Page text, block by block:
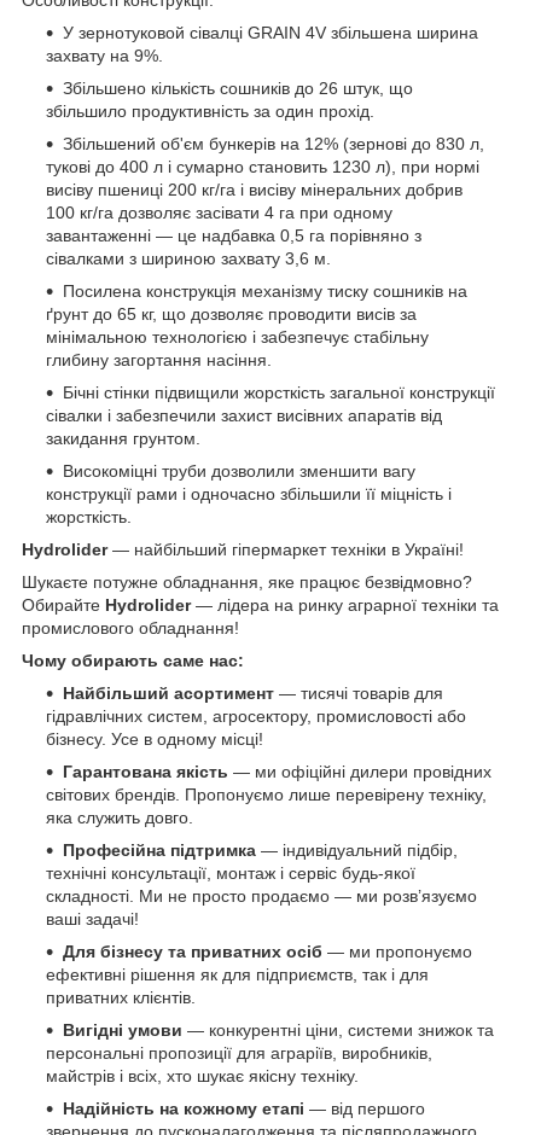
У зернотуковой сівалці GRAIN 4V збільшена ширина
захвату на 9%.
Збільшено кількість сошників до 26 штук, що
збільшило продуктивність за один прохід.
Збільшений об'єм бункерів на 12% (зернові до 830 л,
тукові до 400 л і сумарно становить 1230 л), при нормі
висіву пшениці 200 кг/га і висіву мінеральних добрив
100 кг/га дозволяє засівати 4 га при одному
завантаженні — це надбавка 0,5 га порівняно з
сівалками з шириною захвату 3,6 м.
Посилена конструкція механізму тиску сошників на
ґрунт до 65 кг, що дозволяє проводити висів за
мінімальною технологією і забезпечує стабільну
глибину загортання насіння.
Бічні стінки підвищили жорсткість загальної конструкції
сівалки і забезпечили захист висівних апаратів від
закидання грунтом.
Високоміцні труби дозволили зменшити вагу
конструкції рами і одночасно збільшили її міцність і
жорсткість.
Hydrolider— найбільший гіпермаркет техніки в Україні!
Шукаєте потужне обладнання, яке працює безвідмовно?
Обирайте Hydrolider— лідера на ринку аграрної техніки та
промислового обладнання!
Чому обирають саме нас:
Найбільший асортимент — тисячі товарів для
гідравлічних систем, агросектору, промисловості або
бізнесу. Усе в одному місці!
Гарантована якість — ми офіційні дилери провідних
світових брендів. Пропонуємо лише перевірену техніку,
яка служить довго.
Професійна підтримка — індивідуальний підбір,
технічні консультації, монтаж і сервіс будь-якої
складності. Ми не просто продаємо — ми розв’язуємо
ваші задачі!
Для бізнесу та приватних осіб — ми пропонуємо
ефективні рішення як для підприємств, так і для
приватних клієнтів.
Вигідні умови — конкурентні ціни, системи знижок та
персональні пропозиції для аграріїв, виробників,
майстрів і всіх, хто шукає якісну техніку.
Надійність на кожному етапі — від першого
звернення до пусконалагодження та післяпродажного